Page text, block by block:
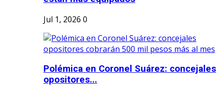
Jul 1, 2026 0
Polémica en Coronel Suárez: concejales
opositores...